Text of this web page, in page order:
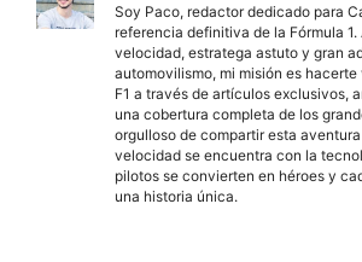
Soy Paco, redactor dedicado para
referencia definitiva de la Fórmula 1.
velocidad, estratega astuto y gran
automovilismo, mi misión es
F1 a través de artículos exclusivos,
una cobertura completa de los
orgulloso de compartir esta
velocidad se encuentra con la
pilotos se convierten en héroes y
una historia única.